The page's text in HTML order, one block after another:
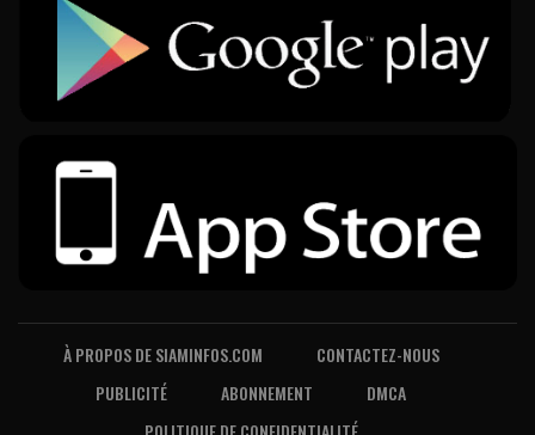
À PROPOS DE SIAMINFOS.COM
CONTACTEZ-NOUS
PUBLICITÉ
ABONNEMENT
DMCA